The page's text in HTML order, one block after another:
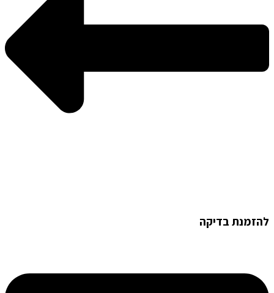
להזמנת בדיקה